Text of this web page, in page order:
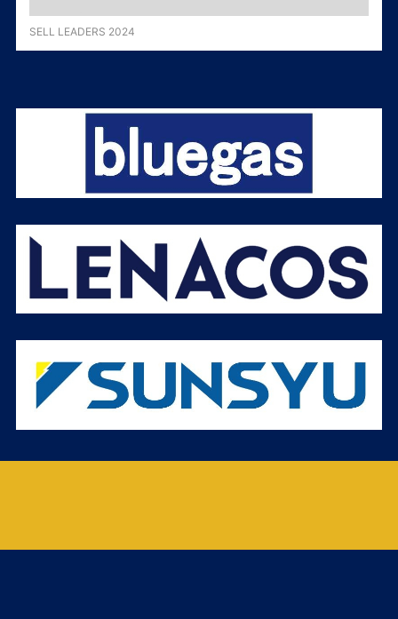
SELL LEADERS 2024